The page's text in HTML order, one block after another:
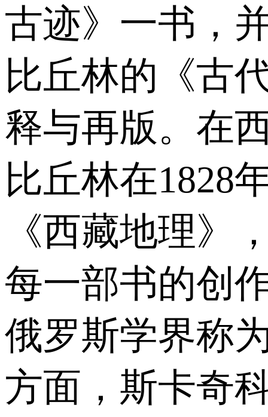
古迹》一书，
比丘林的《古
释与再版。在
比丘林在1828
《西藏地理》
每一部书的创
俄罗斯学界称
方面，斯卡奇